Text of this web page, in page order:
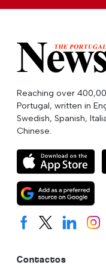
Reaching over
Portugal, written in
Swedish, Spanish,
Chinese.
Contactos